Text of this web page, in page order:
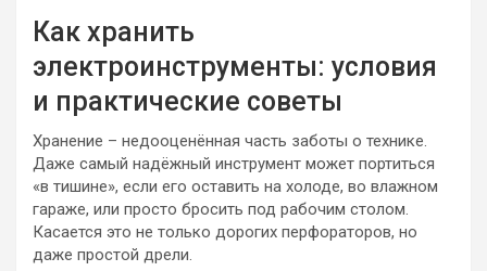
Как хранить
электроинструменты: условия
и практические советы
Хранение – недооценённая часть заботы о технике.
Даже самый надёжный инструмент может портиться
«в тишине», если его оставить на холоде, во влажном
гараже, или просто бросить под рабочим столом.
Касается это не только дорогих перфораторов, но
даже простой дрели.